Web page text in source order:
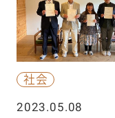
社会
2023.05.08